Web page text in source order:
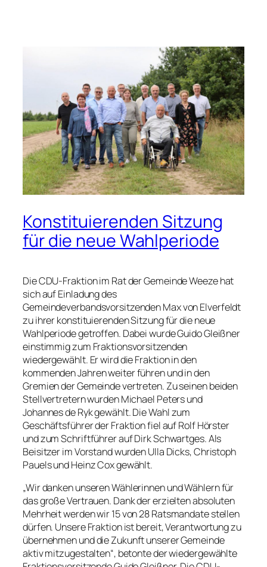
Konstituierenden Sitzung
für die neue Wahlperiode
Die CDU-Fraktion im Rat der Gemeinde Weeze hat
sich auf Einladung des
Gemeindeverbandsvorsitzenden Max von Elverfeldt
zu ihrer konstituierenden Sitzung für die neue
Wahlperiode getroffen. Dabei wurde Guido Gleißner
einstimmig zum Fraktionsvorsitzenden
wiedergewählt. Er wird die Fraktion in den
kommenden Jahren weiter führen und in den
Gremien der Gemeinde vertreten. Zu seinen beiden
Stellvertretern wurden Michael Peters und
Johannes de Ryk gewählt. Die Wahl zum
Geschäftsführer der Fraktion fiel auf Rolf Hörster
und zum Schriftführer auf Dirk Schwartges. Als
Beisitzer im Vorstand wurden Ulla Dicks, Christoph
Pauels und Heinz Cox gewählt.
„Wir danken unseren Wählerinnen und Wählern für
das große Vertrauen. Dank der erzielten absoluten
Mehrheit werden wir 15 von 28 Ratsmandate stellen
dürfen. Unsere Fraktion ist bereit, Verantwortung zu
übernehmen und die Zukunft unserer Gemeinde
aktiv mitzugestalten“, betonte der wiedergewählte